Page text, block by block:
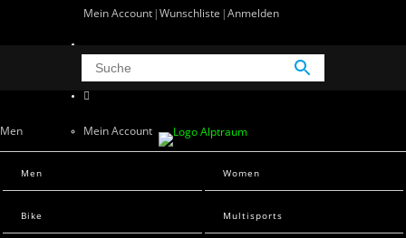
Mein Account Wunschliste Anmelden
Men
Men Sweats
Men T-Shirts
Women
Mein Account
Men Women
Bike Multisports